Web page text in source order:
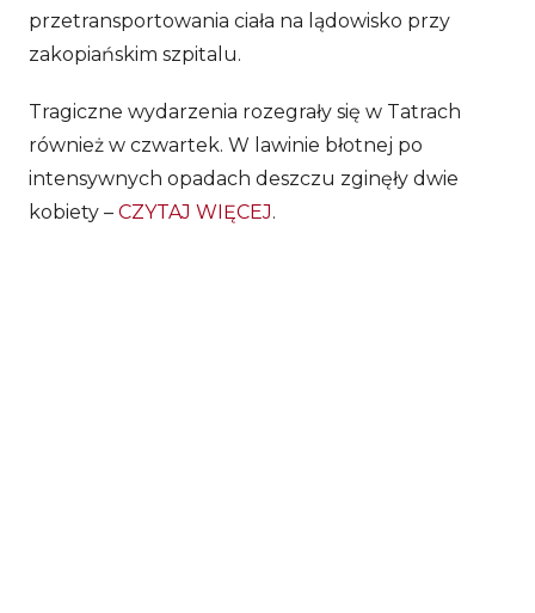
przetransportowania ciała na lądowisko przy
zakopiańskim szpitalu.
Tragiczne wydarzenia rozegrały się w Tatrach
również w czwartek. W lawinie błotnej po
intensywnych opadach deszczu zginęły dwie
kobiety – CZYTAJ WIĘCEJ.